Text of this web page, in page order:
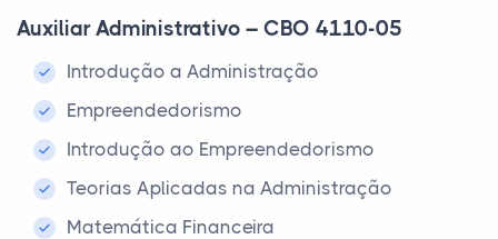
Auxiliar Administrativo – CBO 4110-05
Introdução a Administração
Empreendedorismo
Introdução ao Empreendedorismo
Teorias Aplicadas na Administração
Matemática Financeira